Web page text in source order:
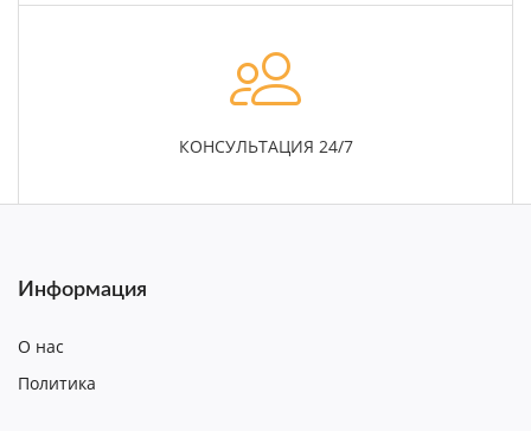
КОНСУЛЬТАЦИЯ 24/7
Информация
О нас
Политика